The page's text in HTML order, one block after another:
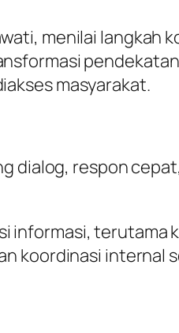
menilai langkah
masyarakat.
dialog, respon
informasi, terutama
koordinasi internal